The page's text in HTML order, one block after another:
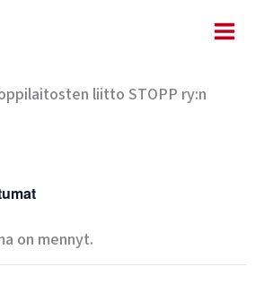
liitto STOPP ry:n
on mennyt.